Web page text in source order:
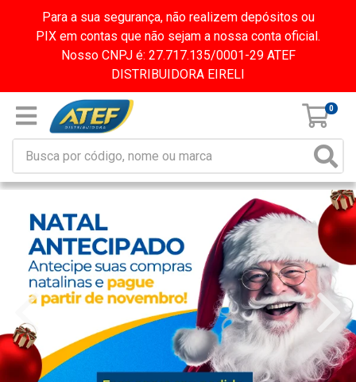
Para a sua segurança, não realizem depósitos ou
PIX em contas que não sejam a nossa conta oficial.
Nosso CNPJ é: 27.717.135/0001-29 ATEF
DISTRIBUIDORA EIRELI
0